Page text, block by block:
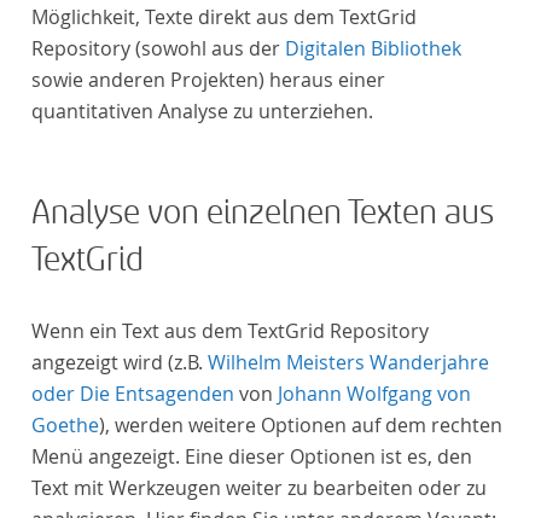
Möglichkeit, Texte direkt aus dem TextGrid
Repository (sowohl aus der Digitalen Bibliothek
sowie anderen Projekten) heraus einer
quantitativen Analyse zu unterziehen.
Analyse von einzelnen Texten aus
TextGrid
Wenn ein Text aus dem TextGrid Repository
angezeigt wird (z.B. Wilhelm Meisters Wanderjahre
oder Die Entsagenden von Johann Wolfgang von
Goethe), werden weitere Optionen auf dem rechten
Menü angezeigt. Eine dieser Optionen ist es, den
Text mit Werkzeugen weiter zu bearbeiten oder zu